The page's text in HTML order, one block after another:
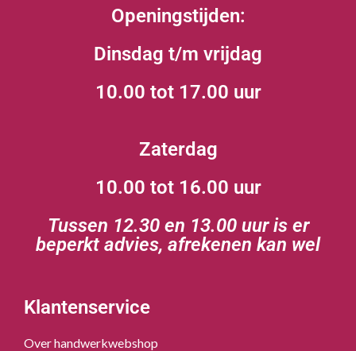
Openingstijden:
Dinsdag t/m vrijdag
10.00 tot 17.00 uur
Zaterdag
10.00 tot 16.00 uur
Tussen 12.30 en 13.00 uur is er
beperkt advies, afrekenen kan wel
Klantenservice
Over handwerkwebshop